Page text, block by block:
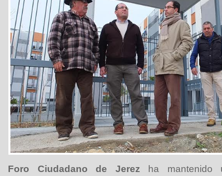
Foro Ciudadano de Jerez ha mantenido